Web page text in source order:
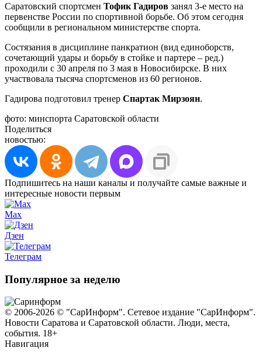
Саратовский спортсмен Тофик Гадиров занял 3-е место на
первенстве России по спортивной борьбе. Об этом сегодня
сообщили в региональном министерстве спорта.
Состязания в дисциплине панкратион (вид единоборств,
сочетающий удары и борьбу в стойке и партере – ред.)
проходили с 30 апреля по 3 мая в Новосибирске. В них
участвовала тысяча спортсменов из 60 регионов.
Гадирова подготовил тренер Спартак Мирзоян.
фото: минспорта Саратовской области
Поделиться
новостью:
Подпишитесь на наши каналы и получайте самые важные и
интересные новости первым
Max
Дзен
Телеграм
Популярное за неделю
© 2006-2026 © "СарИнформ". Сетевое издание "СарИнформ".
Новости Саратова и Саратовской области. Люди, места,
события. 18+
Навигация